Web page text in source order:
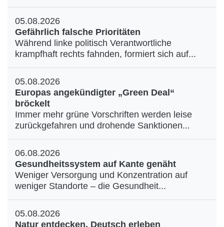
05.08.2026
Gefährlich falsche Prioritäten
Während linke politisch Verantwortliche
krampfhaft rechts fahnden, formiert sich auf...
05.08.2026
Europas angekündigter „Green Deal“
bröckelt
Immer mehr grüne Vorschriften werden leise
zurückgefahren und drohende Sanktionen...
06.08.2026
Gesundheitssystem auf Kante genäht
Weniger Versorgung und Konzentration auf
weniger Standorte – die Gesundheit...
05.08.2026
Natur entdecken, Deutsch erleben